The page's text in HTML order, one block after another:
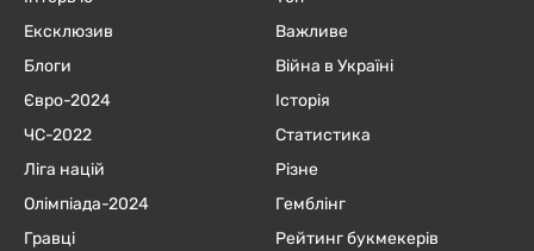
Ексклюзив
Блоги
Євро-2024
ЧC-2022
Ліга націй
Олімпіада-2024
Гравці
Важливе
Війна в Україні
Історія
Статистика
Різне
Гемблінг
Рейтинг букмекерів